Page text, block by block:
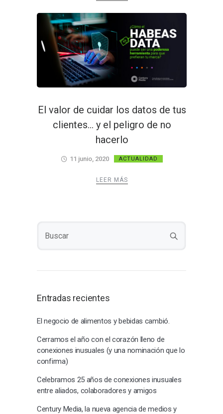
El valor de cuidar los datos de tus
clientes… y el peligro de no
hacerlo
11 junio, 2020 ACTUALIDAD
LEER MÁS
Entradas recientes
El negocio de alimentos y bebidas cambió.
Cerramos el año con el corazón lleno de
conexiones inusuales (y una nominación que lo
confirma)
Celebramos 25 años de conexiones inusuales
entre aliados, colaboradores y amigos
Century Media, la nueva agencia de medios y